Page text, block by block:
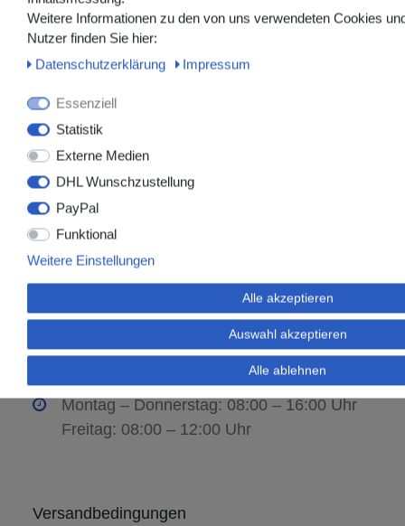
F01E231810
F01E232010
130 mm CH 20 n
gelb
Medmasters GmbH
+49 (0)2852 538256-0
Montag – Donnerstag: 08:00 – 16:00 Uhr
Freitag: 08:00 – 12:00 Uhr
Versandbedingungen
Weitere Informationen zu den von uns verwendeten Cookies
Nutzer finden Sie hier:
Daten­schutz­erklärung
Impressum
Essenziell
Statistik
Externe Medien
DHL Wunschzustellung
PayPal
Funktional
Weitere Einstellungen
Alle akzeptieren
Auswahl akzeptieren
Alle ablehnen